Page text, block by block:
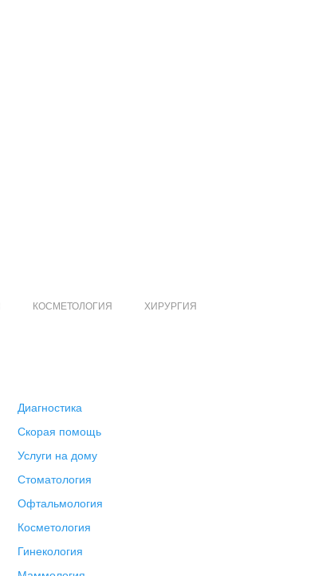
КОСМЕТОЛОГИЯ ХИРУРГИЯ
Диагностика
Скорая помощь
Услуги на дому
Стоматология
Офтальмология
Косметология
Гинекология